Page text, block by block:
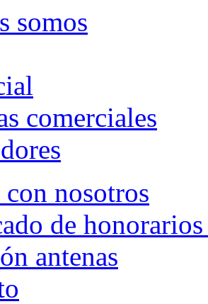
somos
comerciales
nosotros
de
antenas